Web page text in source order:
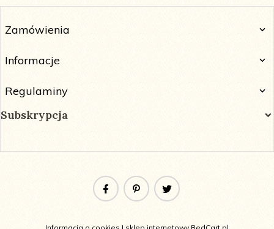
Zamówienia
Informacje
Regulaminy
Subskrypcja